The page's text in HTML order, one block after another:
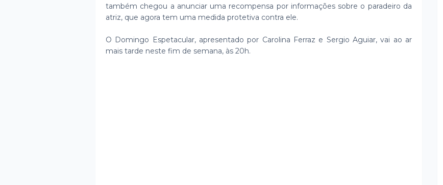
também chegou a anunciar uma recompensa por informações sobre o paradeiro da
atriz, que agora tem uma medida protetiva contra ele.
O Domingo Espetacular, apresentado por Carolina Ferraz e Sergio Aguiar, vai ao ar
mais tarde neste fim de semana, às 20h.